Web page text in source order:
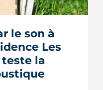
le son à
Les
la